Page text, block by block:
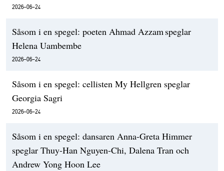
2026-06-24
Såsom i en spegel: poeten Ahmad Azzam speglar
Helena Uambembe
2026-06-24
Såsom i en spegel: cellisten My Hellgren speglar
Georgia Sagri
2026-06-24
Såsom i en spegel: dansaren Anna-Greta Himmer
speglar Thuy-Han Nguyen-Chi, Dalena Tran och
Andrew Yong Hoon Lee